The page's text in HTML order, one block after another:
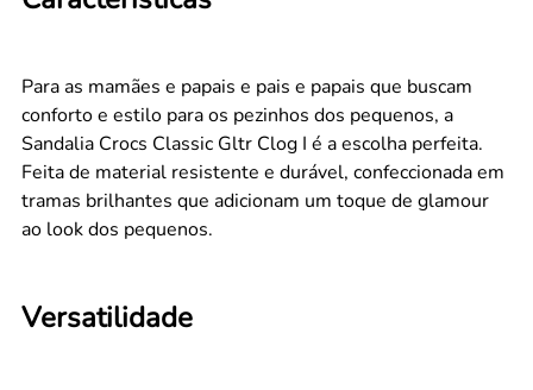
Para as mamães e papais e pais e papais que buscam
conforto e estilo para os pezinhos dos pequenos, a
Sandalia Crocs Classic Gltr Clog I é a escolha perfeita.
Feita de material resistente e durável, confeccionada em
tramas brilhantes que adicionam um toque de glamour
ao look dos pequenos.
Versatilidade